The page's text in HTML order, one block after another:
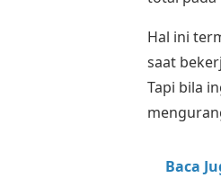
Hal ini
saat
Tapi bila
Baca